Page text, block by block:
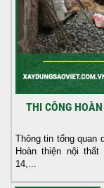
THI CÔNG
Thông tin tổng quan
Hoàn thiện nội
14,...